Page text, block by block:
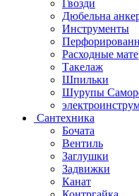
Гвозди
Дюбельна
Инструменты
Расходные
Такелаж
Шпильки
Шурупы
Сантехника
Бочата
Вентиль
Заглушки
Задвижки
Канат